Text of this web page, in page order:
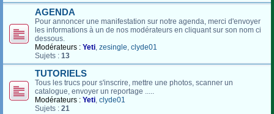
AGENDA
Pour annoncer une manifestation sur notre agenda, merci d'envoyer
les informations à un de nos modérateurs en cliquant sur son nom ci
dessous.
Modérateurs : Yeti, zesingle, clyde01
Sujets : 13
TUTORIELS
Tous les trucs pour s'inscrire, mettre une photos, scanner un
catalogue, envoyer un reportage .....
Modérateurs : Yeti, clyde01
Sujets : 21